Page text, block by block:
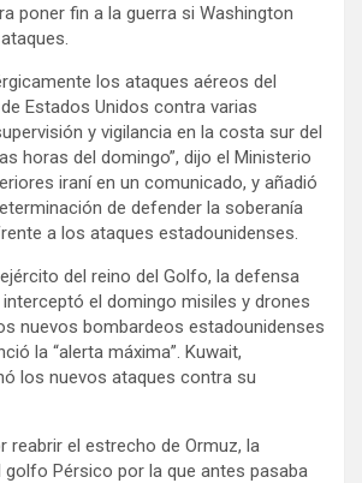
poner fin a la guerra si Washington
los ataques aéreos del
Estados Unidos contra varias
y vigilancia en la costa sur del
horas del domingo”, dijo el Ministerio
iraní en un comunicado, y añadió
de defender la soberanía
a los ataques estadounidenses.
del reino del Golfo, la defensa
interceptó el domingo misiles y drones
nuevos bombardeos estadounidenses
la “alerta máxima”. Kuwait,
los nuevos ataques contra su
el estrecho de Ormuz, la
Pérsico por la que antes pasaba